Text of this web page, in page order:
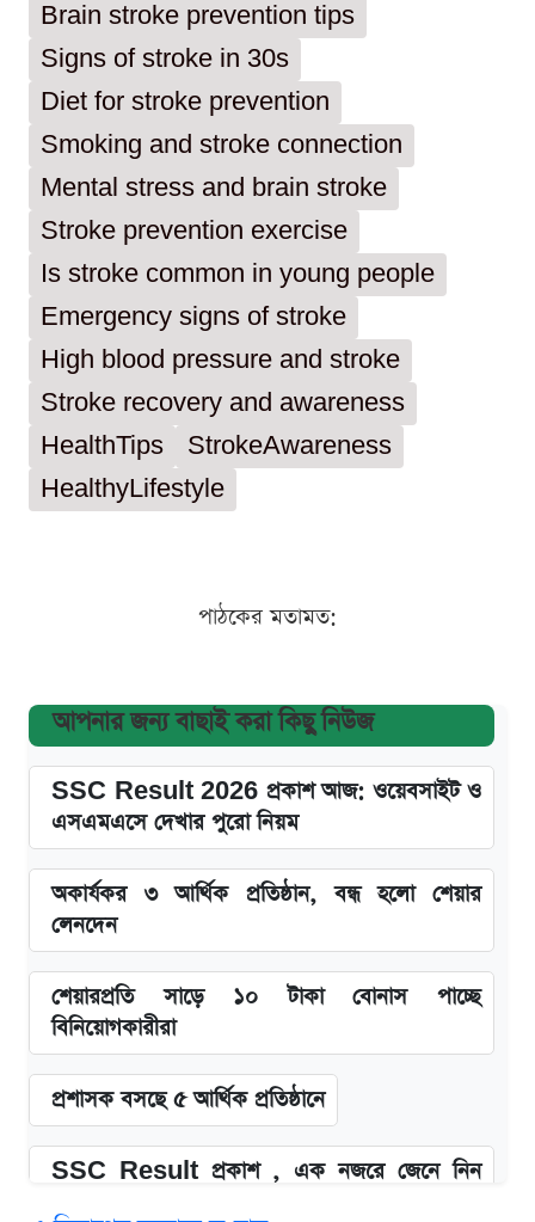
Brain stroke prevention tips
Signs of stroke in 30s
Diet for stroke prevention
Smoking and stroke connection
Mental stress and brain stroke
Stroke prevention exercise
Is stroke common in young people
Emergency signs of stroke
High blood pressure and stroke
Stroke recovery and awareness
HealthTips
StrokeAwareness
HealthyLifestyle
পাঠকের মতামত:
আপনার জন্য বাছাই করা কিছু নিউজ
SSC Result 2026 প্রকাশ আজ: ওয়েবসাইট ও
এসএমএসে দেখার পুরো নিয়ম
অকার্যকর ৩ আর্থিক প্রতিষ্ঠান, বন্ধ হলো শেয়ার
লেনদেন
শেয়ারপ্রতি সাড়ে ১০ টাকা বোনাস পাচ্ছে
বিনিয়োগকারীরা
প্রশাসক বসছে ৫ আর্থিক প্রতিষ্ঠানে
SSC Result প্রকাশ , এক নজরে জেনে নিন